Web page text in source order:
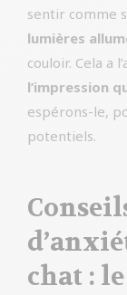
sentir comme
lumières
couloir. Cela a
l’impression
espérons-le,
potentiels.
chat :